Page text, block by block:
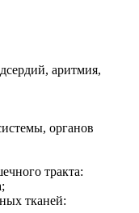
аритмия,
органов
тракта:
тканей: